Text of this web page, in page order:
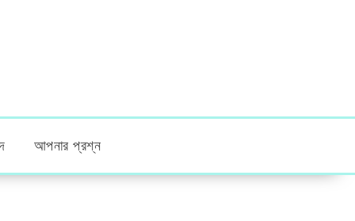
আপনার প্রশ্ন